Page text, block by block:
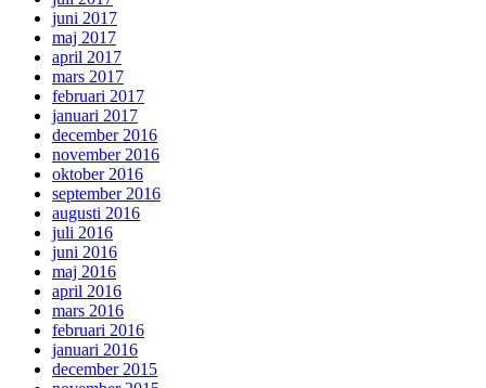
juni 2017
maj 2017
april 2017
mars 2017
februari 2017
januari 2017
december 2016
november 2016
oktober 2016
september 2016
augusti 2016
juli 2016
juni 2016
maj 2016
april 2016
mars 2016
februari 2016
januari 2016
december 2015